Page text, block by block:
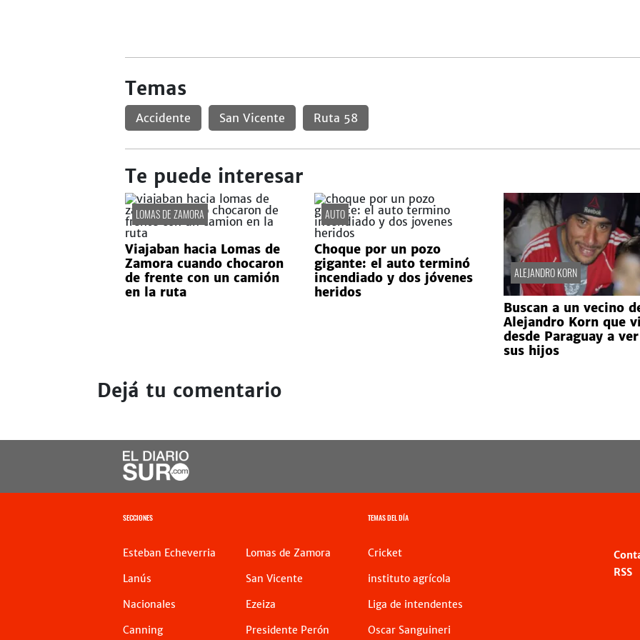
Temas
Accidente San Vicente Ruta 58
Te puede interesar
LOMAS DE ZAMORA
Viajaban hacia Lomas de
Zamora cuando chocaron
de frente con un camión
en la ruta
AUTO
Choque por un pozo
gigante: el auto terminó
incendiado y dos jóvenes
heridos
ALEJANDRO KORN
Buscan a un vecino
Alejandro Korn que
desde Paraguay a
sus hijos
Dejá tu comentario
SECCIONES
Esteban Echeverria
Lanús
Nacionales
Canning
Lomas de Zamora
San Vicente
Ezeiza
Presidente Perón
TEMAS DEL DÍA
Cricket
instituto agrícola
Liga de intendentes
Oscar Sanguineri
RSS